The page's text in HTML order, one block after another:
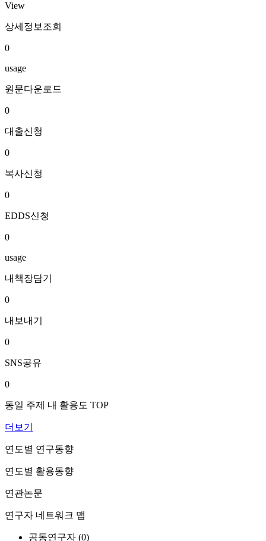
View
상세정보조회
0
usage
원문다운로드
0
대출신청
0
복사신청
0
EDDS신청
0
usage
내책장담기
0
내보내기
0
SNS공유
0
동일 주제 내 활용도 TOP
더보기
연도별 연구동향
연도별 활용동향
연관논문
연구자 네트워크 맵
공동연구자 (0)